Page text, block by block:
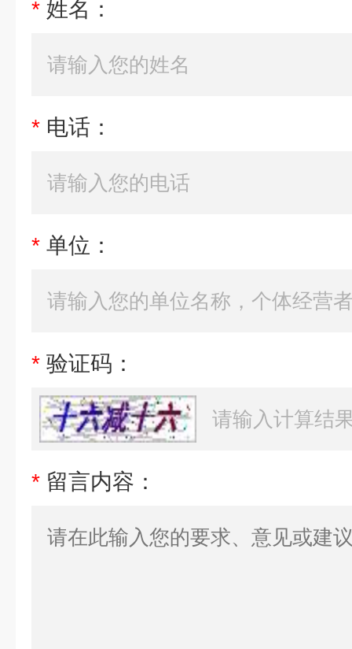
* 姓名：
* 电话：
* 单位：
* 验证码：
* 留言内容：